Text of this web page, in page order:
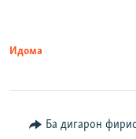
Идома
Ба дигарон